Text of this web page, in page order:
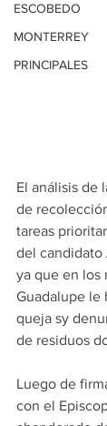
ESCOBEDO
MONTERREY
PRINCIPALES
El análisis de
de
tareas
del candidato
ya que en los
Guadalupe le
queja sy
de residuos
Luego de
con el